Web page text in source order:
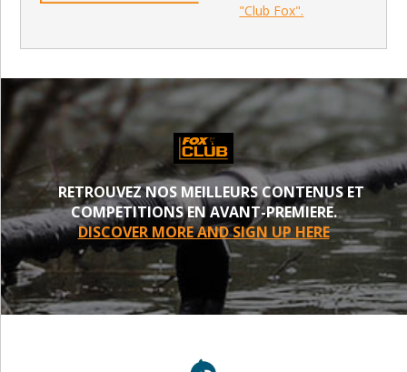
"Club Fox".
RETROUVEZ NOS MEILLEURS CONTENUS ET
COMPETITIONS EN AVANT-PREMIERE.
DISCOVER MORE AND SIGN UP HERE